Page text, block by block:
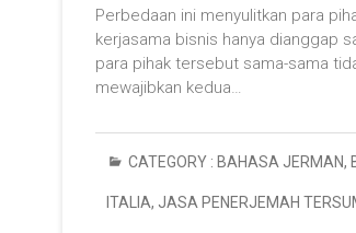
Perbedaan ini menyulitkan para
kerjasama bisnis hanya dianggap
para pihak tersebut sama-sama
mewajibkan kedua…
CATEGORY : BAHASA JERMAN,
ITALIA, JASA PENERJEMAH